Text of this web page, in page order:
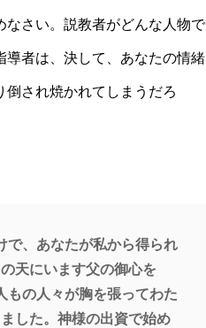
なさい。説教者がどんな人物で
導者は、決して、あなたの情緒
され焼かれてしまうだろ
、あなたが私から得られ
天にいます父の御心を
の人々が胸を張ってわた
した。神様の出資で始め